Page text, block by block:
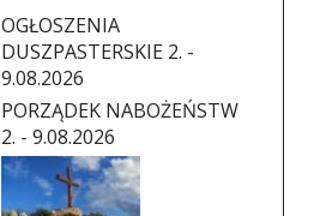
OGŁOSZENIA
DUSZPASTERSKIE 2. -
9.08.2026
PORZĄDEK NABOŻEŃSTW
2. - 9.08.2026